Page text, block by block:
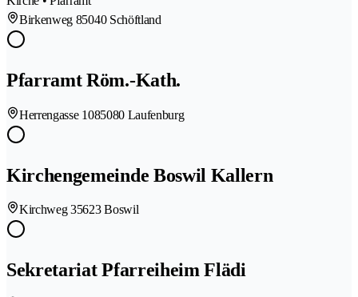
Birkenweg 85040 Schöftland
Pfarramt Röm.-Kath.
Herrengasse 1085080 Laufenburg
Kirchengemeinde Boswil Kallern
Kirchweg 35623 Boswil
Sekretariat Pfarreiheim Flädi